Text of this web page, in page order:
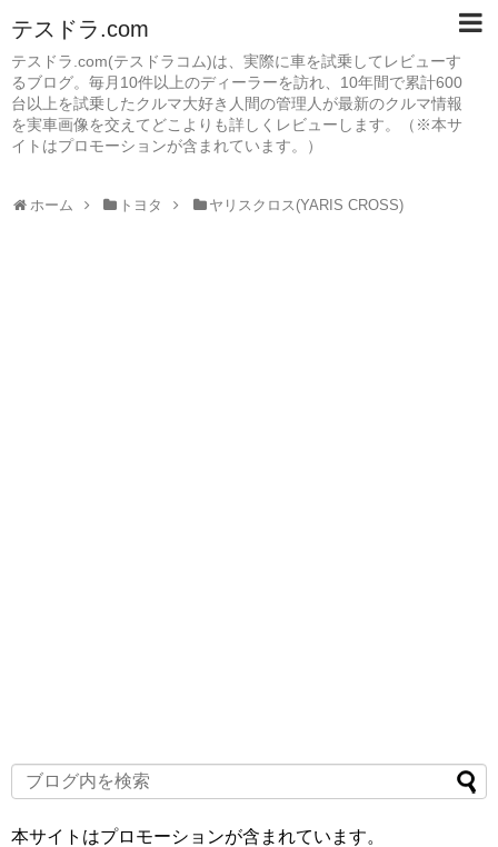
テスドラ.com
テスドラ.com(テスドラコム)は、実際に車を試乗してレビューす
るブログ。毎月10件以上のディーラーを訪れ、10年間で累計600
台以上を試乗したクルマ大好き人間の管理人が最新のクルマ情報
を実車画像を交えてどこよりも詳しくレビューします。（※本サ
イトはプロモーションが含まれています。）
ホーム トヨタ ヤリスクロス(YARIS CROSS)
本サイトはプロモーションが含まれています。